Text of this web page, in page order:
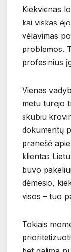
Kiekvienas
kai viskas
vėlavimas
problemos.
profesinius
Vienas
metu turėjo
skubiu
dokumentų
pranešė
klientas
buvo
dėmesio,
visos – tuo
Tokiais